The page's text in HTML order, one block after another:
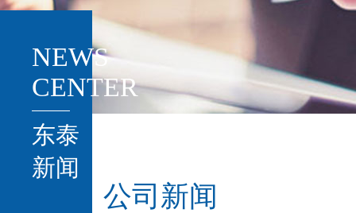
NEWS
CENTER
东泰
新闻
公司新闻